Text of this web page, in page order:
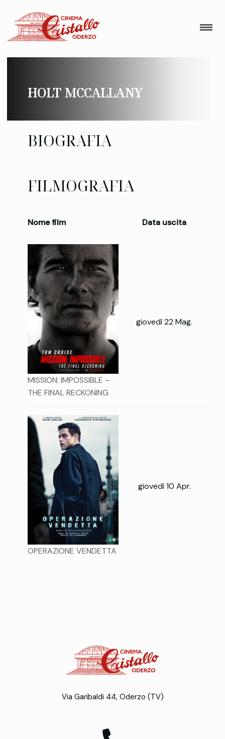
HOLT MCCALLANY
BIOGRAFIA
FILMOGRAFIA
Nome film Data uscita
MISSION: IMPOSSIBLE –
THE FINAL RECKONING
giovedì 22 Mag.
OPERAZIONE VENDETTA
giovedì 10 Apr.
Via Garibaldi 44, Oderzo (TV)